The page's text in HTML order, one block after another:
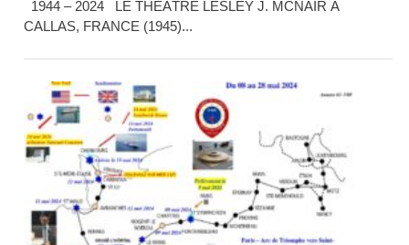
1944 – 2024 LE THÉÂTRE LESLEY J. MCNAIR À
CALLAS, FRANCE (1945)...